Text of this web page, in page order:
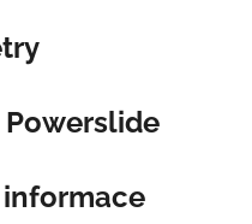
Powerslide